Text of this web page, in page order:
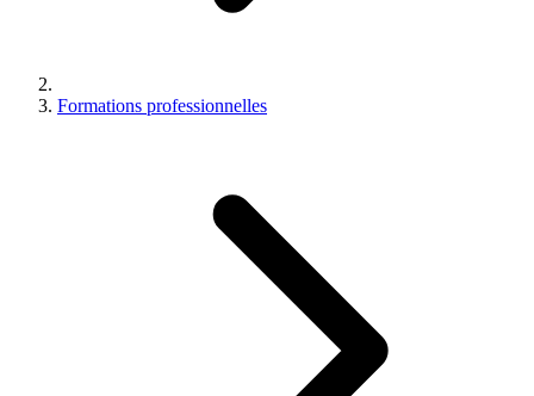
Formations professionnelles